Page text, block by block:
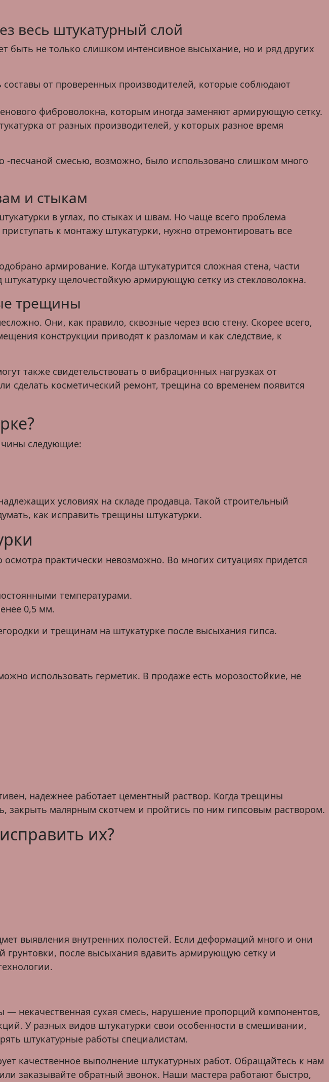
весь штукатурный слой
быть не только слишком интенсивное высыхание, но и ряд других
от проверенных производителей, которые соблюдают
фиброволокна, которым иногда заменяют армирующую сетку.
от разных производителей, у которых разное время
-песчаной смесью, возможно, было использовано слишком много
и стыкам
в углах, по стыках и швам. Но чаще всего проблема
к монтажу штукатурки, нужно отремонтировать все
армирование. Когда штукатурится сложная стена, части
щелочестойкую армирующую сетку из стекловолокна.
трещины
Они, как правило, сквозные через всю стену. Скорее всего,
конструкции приводят к разломам и как следствие, к
также свидетельствовать о вибрационных нагрузках от
сделать косметический ремонт, трещина со временем появится
следующие:
условиях на складе продавца. Такой строительный
как исправить трещины штукатурки.
практически невозможно. Во многих ситуациях придется
температурами.
0,5 мм.
и трещинам на штукатурке после высыхания гипса.
использовать герметик. В продаже есть морозостойкие, не
надежнее работает цементный раствор. Когда трещины
закрыть малярным скотчем и пройтись по ним гипсовым раствором.
их?
выявления внутренних полостей. Если деформаций много и они
грунтовки, после высыхания вдавить армирующую сетку и
сухая смесь, нарушение пропорций компонентов,
У разных видов штукатурки свои особенности в смешивании,
штукатурные работы специалистам.
качественное выполнение штукатурных работ. Обращайтесь к нам
заказывайте обратный звонок. Наши мастера работают быстро,